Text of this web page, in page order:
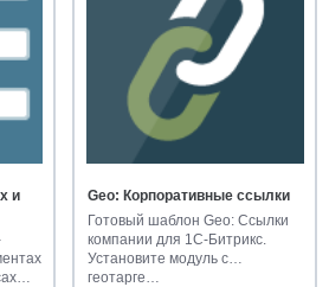
и
Geo: Корпоративные ссылки
Готовый шаблон Geo: Ссылки
компании для 1С-Битрикс.
Установите модуль с
геотарге…